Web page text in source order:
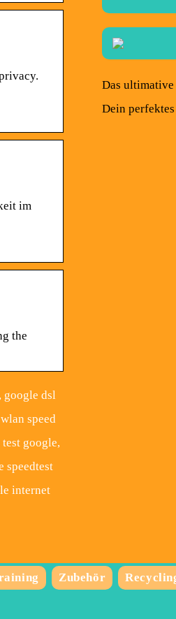
im
the
google dsl
speed
google,
speedtest
internet
Das
Dein
Zubehör